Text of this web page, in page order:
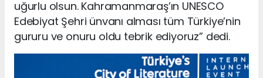
uğurlu olsun. Kahramanmaraş’ın UNESCO
Edebiyat Şehri ünvanı alması tüm Türkiye’nin
gururu ve onuru oldu tebrik ediyoruz” dedi.